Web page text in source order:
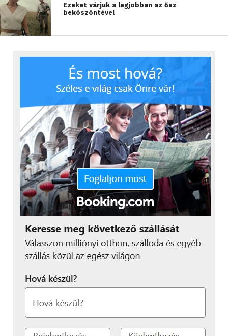
Rendezőről:
meg az életét – az ELTE matematika és informatika
szakán diplomázott. Az egyetem elvégzése után
táncosként több magyar és külföldi koreográfussal
dolgozott együtt, miközben a Műszaki Egyetemen
matematikát tanított. 2002-ben alapította saját
társulatát, a Tünet Együttest – amely azóta
töretlenül meghatározó szereplője Magyarországon
a kortárs, független tánc- és színházi életnek. A
társulat nem ismer műfaji határokat, egyenrangú
elemként kezeli a szöveget, a mozgást, zenét,
vizualitást és a különleges technikai
megoldásokat. Előadásaik egyszerre
elgondolkodtatóak, drámaiak, gyermekien
humor, az önirónia, a személyesség, valamint a
témák mély, több szempontú feldolgozása.
Ezeket várjuk a legjobban az ősz
beköszöntével